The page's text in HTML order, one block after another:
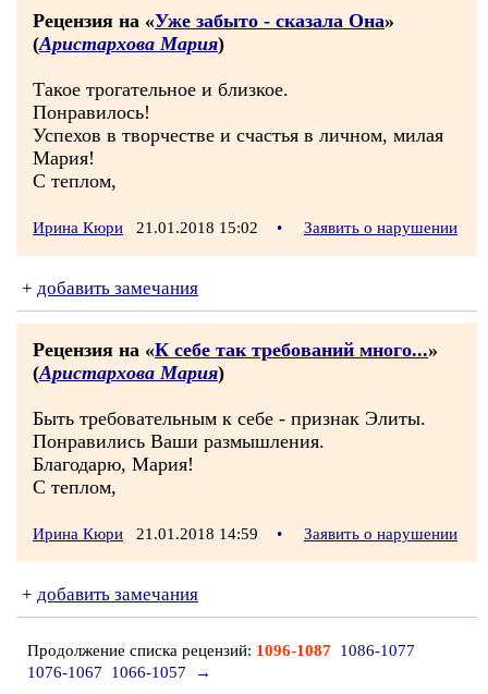
Рецензия на «Уже забыто - сказала Она»
(Аристархова Мария)
Такое трогательное и близкое.
Понравилось!
Успехов в творчестве и счастья в личном, милая
Мария!
С теплом,
Ирина Кюри 21.01.2018 15:02 • Заявить о нарушении
+ добавить замечания
Рецензия на «К себе так требований много...»
(Аристархова Мария)
Быть требовательным к себе - признак Элиты.
Понравились Ваши размышления.
Благодарю, Мария!
С теплом,
Ирина Кюри 21.01.2018 14:59 • Заявить о нарушении
+ добавить замечания
Продолжение списка рецензий: 1096-1087 1086-1077
1076-1067
1066-1057 →